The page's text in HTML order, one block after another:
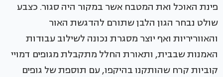
פינת האוכל ואת המטבח אשר במקור היה סגור. כצבע
שולט נבחר הגון הלבן שתורם להדגשת האור
והאווריריות ואף יוצר מסגרת נכונה לשילוב עבודות
האמנות שבבית, ותאורת החלל מתקבלת מגופים דמויי
קוביות קרח שהותקנו בהיקפו, עם תוספת של גופים